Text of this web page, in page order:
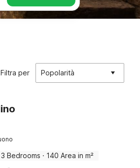
Filtra per Popolarità
3 Bedrooms · 140 Area in m²